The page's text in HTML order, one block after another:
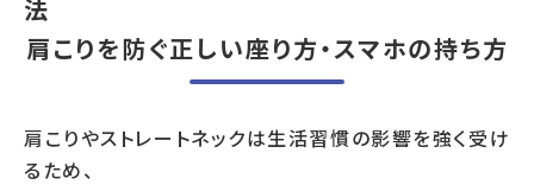
法
肩こりを防ぐ正しい座り方・スマホの持ち方
肩こりやストレートネックは生活習慣の影響を強く受け
るため、